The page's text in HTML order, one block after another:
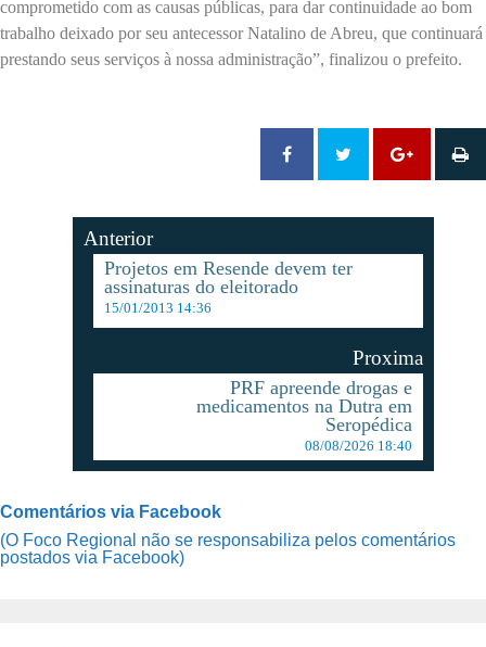
comprometido com as causas públicas, para dar continuidade ao bom
trabalho deixado por seu antecessor Natalino de Abreu, que continuará
prestando seus serviços à nossa administração”, finalizou o prefeito.
Anterior
Projetos em Resende devem ter
assinaturas do eleitorado
15/01/2013 14:36
Proxima
PRF apreende drogas e
medicamentos na Dutra em
Seropédica
08/08/2026 18:40
Comentários via Facebook
(O Foco Regional não se responsabiliza pelos comentários
postados via Facebook)